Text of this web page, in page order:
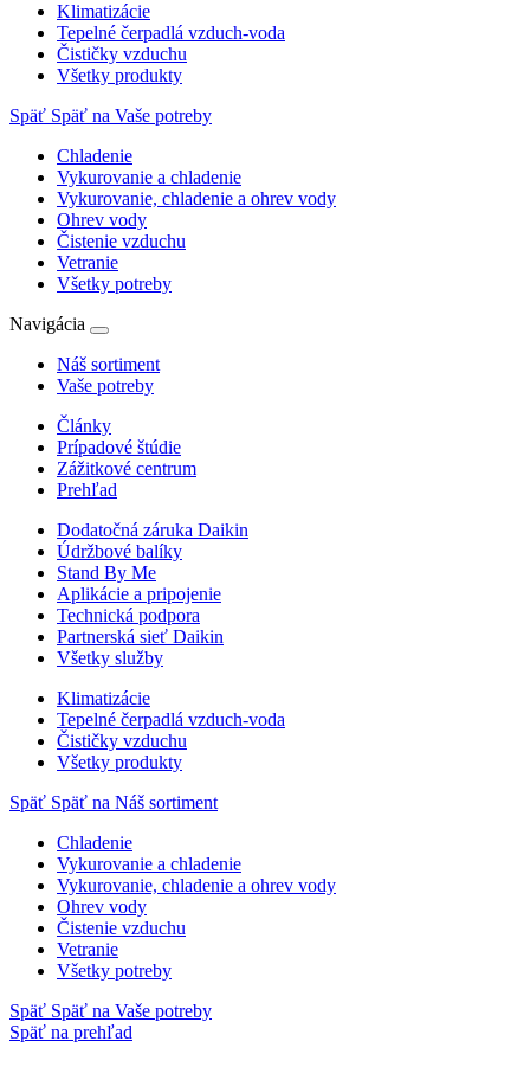
Klimatizácie
Tepelné čerpadlá vzduch-voda
Čističky vzduchu
Všetky produkty
Späť Späť na Vaše potreby
Chladenie
Vykurovanie a chladenie
Vykurovanie, chladenie a ohrev vody
Ohrev vody
Čistenie vzduchu
Vetranie
Všetky potreby
Navigácia
Náš sortiment
Vaše potreby
Články
Prípadové štúdie
Zážitkové centrum
Prehľad
Dodatočná záruka Daikin
Údržbové balíky
Stand By Me
Aplikácie a pripojenie
Technická podpora
Partnerská sieť Daikin
Všetky služby
Klimatizácie
Tepelné čerpadlá vzduch-voda
Čističky vzduchu
Všetky produkty
Späť Späť na Náš sortiment
Chladenie
Vykurovanie a chladenie
Vykurovanie, chladenie a ohrev vody
Ohrev vody
Čistenie vzduchu
Vetranie
Všetky potreby
Späť Späť na Vaše potreby
Späť na prehľad